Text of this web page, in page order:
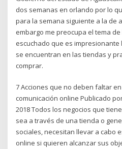
dos semanas en orlando por lo
para la semana siguiente a la de
embargo me preocupa el tema
escuchado que es
se encuentran en las tiendas y
comprar.
7 Acciones que no deben faltar
comunicación online Publicado
2018 Todos los negocios que
sea a través de una tienda o
sociales, necesitan llevar a cabo
online si quieren alcanzar sus